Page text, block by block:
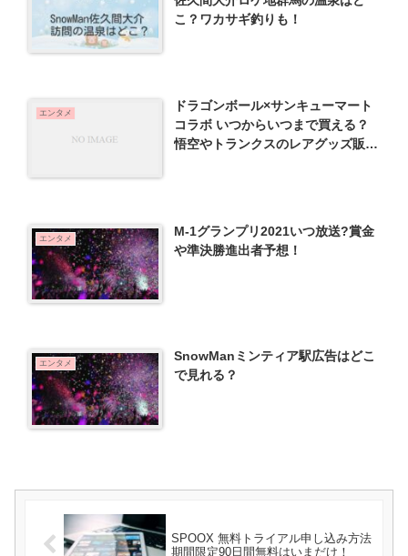
こ？ワカサギ釣りも！
エンタメ
ドラゴンボール×サンキューマート
コラボ いつからいつまで買える？
悟空やトランクスのレアグッズ販
エンタメ
M-1グランプリ2021いつ放送?賞金
や準決勝進出者予想！
エンタメ
SnowManミンティア駅広告はどこ
で見れる？
SPOOX 無料トライアル申し込み方法
期間限定90日間無料はいまだけ！